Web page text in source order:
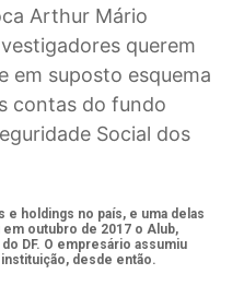
Arthur Mário
querem
em suposto esquema
contas do fundo
Social dos
e holdings no país, e uma delas
em outubro de 2017 o Alub,
DF. O empresário assumiu
desde então.